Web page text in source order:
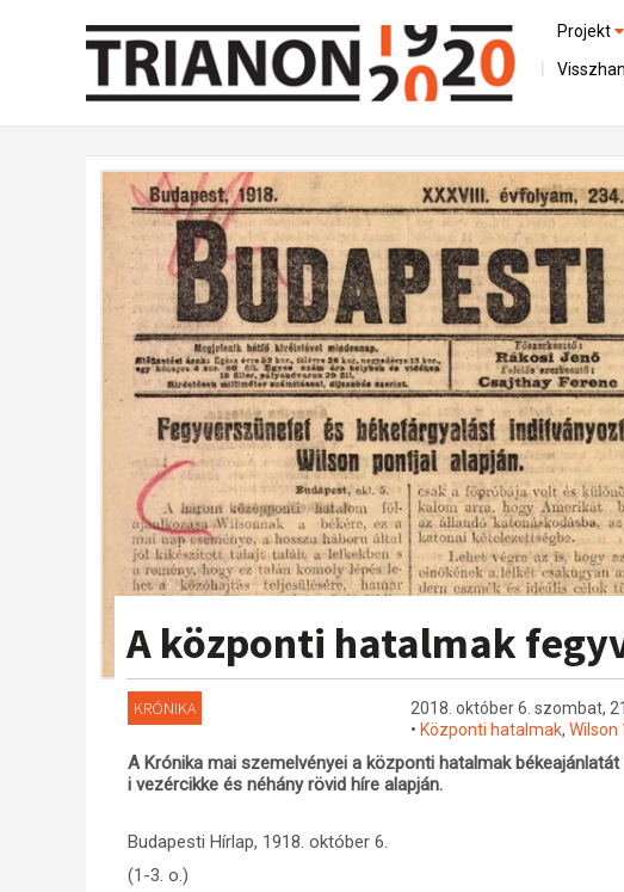
Projekt
Az
A
Utókor
A központi hatalmak
KRÓNIKA
2018. október 6. szombat,
• Központi hatalmak, Wilson
A Krónika mai szemelvényei a központi hatalmak
i vezércikke és néhány rövid híre alapján.
Budapesti Hírlap, 1918. október 6.
(1-3. o.)